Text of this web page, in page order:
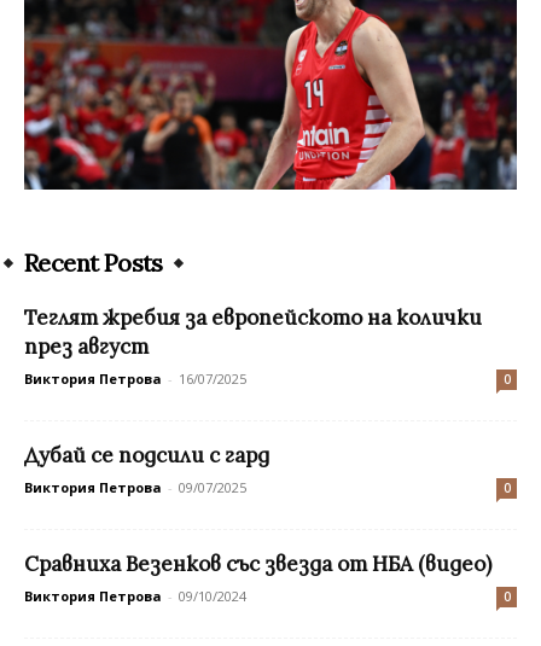
Recent Posts
Теглят жребия за европейското на колички
през август
Виктория Петрова - 16/07/2025 0
Дубай се подсили с гард
Виктория Петрова - 09/07/2025 0
Сравниха Везенков със звезда от НБА (видео)
Виктория Петрова - 09/10/2024 0